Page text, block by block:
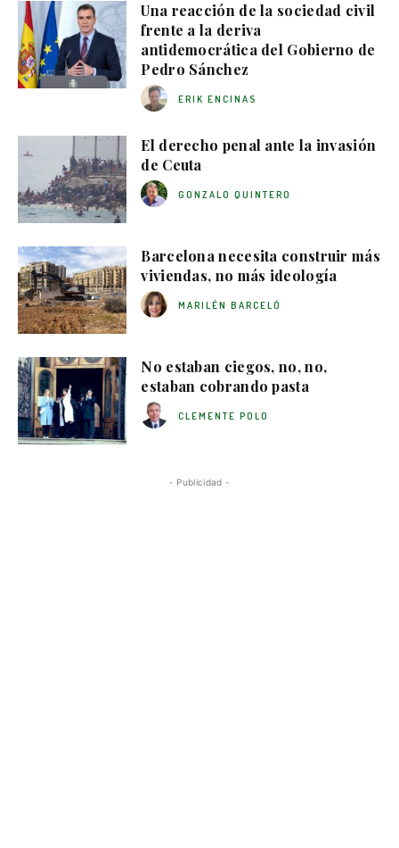
Una reacción de la sociedad civil
frente a la deriva
antidemocrática del Gobierno de
Pedro Sánchez
ERIK ENCINAS
El derecho penal ante la invasión
de Ceuta
GONZALO QUINTERO
Barcelona necesita construir más
viviendas, no más ideología
MARILÉN BARCELÓ
No estaban ciegos, no, no,
estaban cobrando pasta
CLEMENTE POLO
- Publicidad -